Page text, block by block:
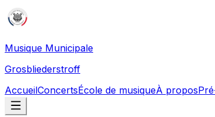
Musique Municipale
Grosbliederstroff
AccueilConcertsÉcole de musiqueÀ propos